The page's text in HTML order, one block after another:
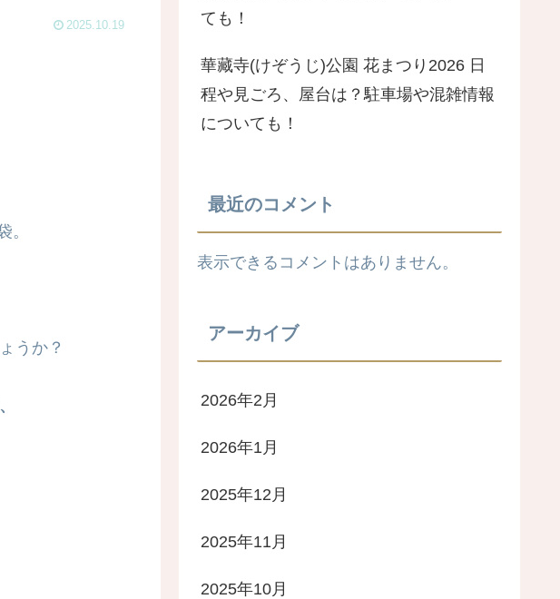
2025.10.19
。
うか？
ても！
華藏寺(けぞうじ)公園 花まつり2026 日
程や見ごろ、屋台は？駐車場や混雑情報
についても！
最近のコメント
表示できるコメントはありません。
アーカイブ
2026年2月
2026年1月
2025年12月
2025年11月
2025年10月